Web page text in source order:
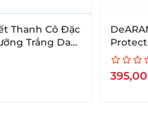
Thanh Cô Đặc
Trắng Da
I Serum
nắng